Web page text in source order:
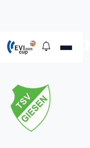
TSV GIESEN